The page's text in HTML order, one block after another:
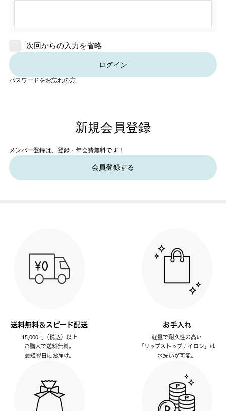
次回からの入力を省略
ログイン
パスワードをお忘れの方
新規会員登録
メンバー登録は、登録・年会費無料です！
会員登録する
送料無料＆スピード配送
15,000円（税込）以上
ご購入で送料無料。
最短翌日にお届け。
お手入れ
軽量で耐久性の高い
「リップストップナイロン」は
水洗いが可能。